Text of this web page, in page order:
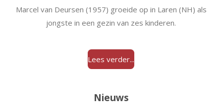
Marcel van Deursen (1957) groeide op in Laren (NH) als
jongste in een gezin van zes kinderen.
Lees verder...
Nieuws